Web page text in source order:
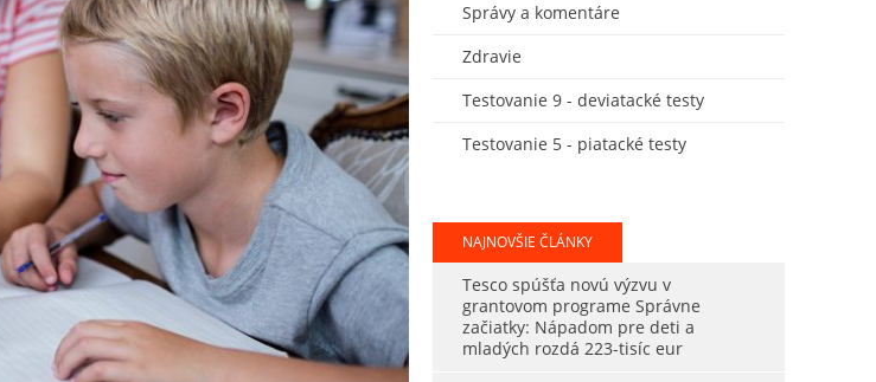
Správy a komentáre
Zdravie
Testovanie 9 - deviatacké testy
Testovanie 5 - piatacké testy
NAJNOVŠIE ČLÁNKY
Tesco spúšťa novú výzvu v
grantovom programe Správne
začiatky: Nápadom pre deti a
mladých rozdá 223-tisíc eur